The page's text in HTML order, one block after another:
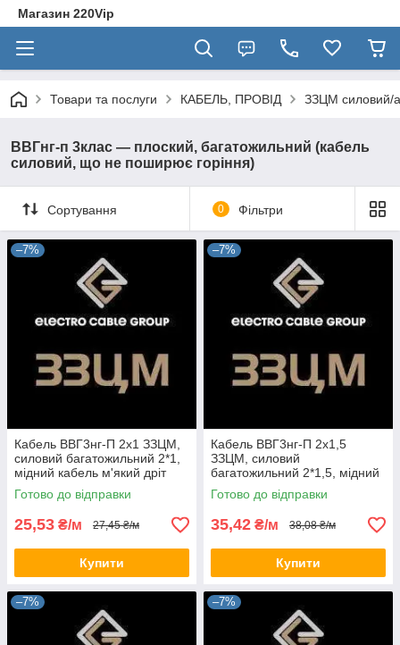
Магазин 220Vip
Товари та послуги КАБЕЛЬ, ПРОВІД ЗЗЦМ силовий/
ВВГнг-п 3клас — плоский, багатожильний (кабель
силовий, що не поширює горіння)
Сортування 0 Фільтри
–7%
Кабель ВВГ3нг-П 2х1 ЗЗЦМ,
силовий багатожильний 2*1,
мідний кабель м'який дріт
плоский (на відрізн)
Готово до відправки
25,53 ₴/м 27,45 ₴/м
Купити
–7%
Кабель ВВГ3нг-П 2х1,5
ЗЗЦМ, силовий
багатожильний 2*1,5, мідний
кабель м'який дріт плоский
(на відріз)
Готово до відправки
35,42 ₴/м 38,08 ₴/м
Купити
–7% –7%